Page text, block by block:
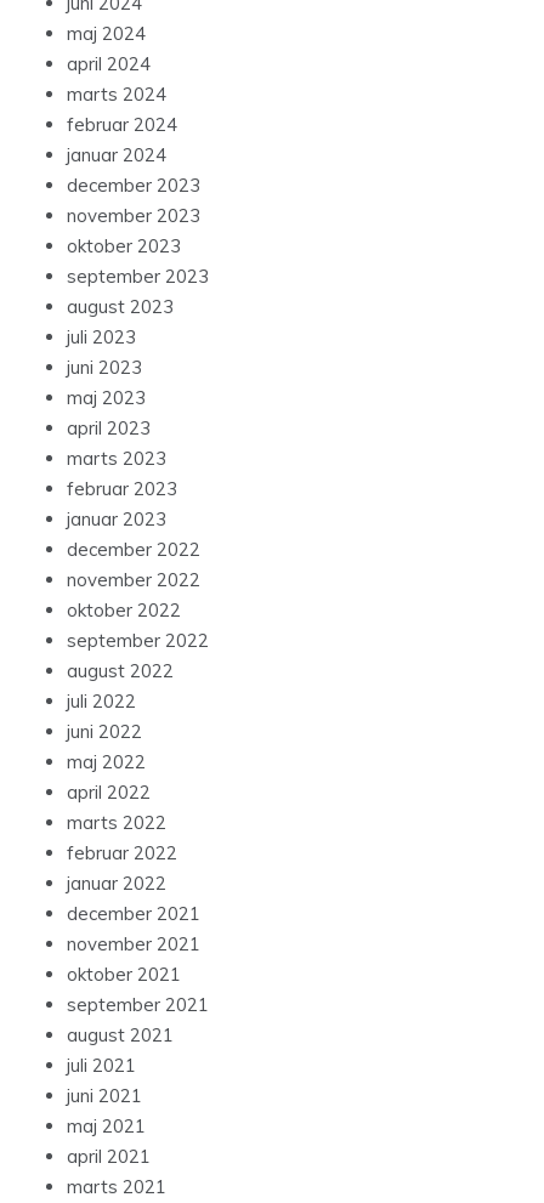
maj 2024
april 2024
marts 2024
februar 2024
januar 2024
december 2023
november 2023
oktober 2023
september 2023
august 2023
juli 2023
juni 2023
maj 2023
april 2023
marts 2023
februar 2023
januar 2023
december 2022
november 2022
oktober 2022
september 2022
august 2022
juli 2022
juni 2022
maj 2022
april 2022
marts 2022
februar 2022
januar 2022
december 2021
november 2021
oktober 2021
september 2021
august 2021
juli 2021
juni 2021
maj 2021
april 2021
marts 2021